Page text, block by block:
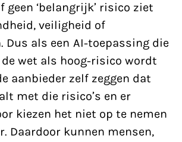
geen ‘belangrijk’ risico ziet
veiligheid of
Dus als een AI-toepassing die
wet als hoog-risico wordt
aanbieder zelf zeggen dat
met die risico’s en er
kiezen het niet op te nemen
Daardoor kunnen mensen,